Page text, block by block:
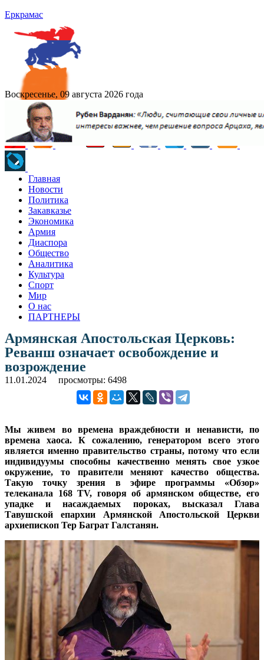
Еркрамас
Воскресенье, 09 августа 2026 года
Главная
Новости
Политика
Закавказье
Экономика
Армия
Диаспора
Общество
Аналитика
Культура
Спорт
Мир
О нас
ПАРТНЕРЫ
Армянская Апостольская Церковь:
Реванш означает освобождение и
возрождение
11.01.2024 просмотры: 6498
Мы живем во времена враждебности и ненависти, по
времена хаоса. К сожалению, генератором всего этого
является именно правительство страны, потому что если
индивидуумы способны качественно менять свое узкое
окружение, то правители меняют качество общества.
Такую точку зрения в эфире программы «Обзор»
телеканала 168 TV, говоря об армянском обществе, его
упадке и насаждаемых пороках, высказал Глава
Тавушской епархии Армянской Апостольской Церкви
архиепископ Тер Баграт Галстанян.